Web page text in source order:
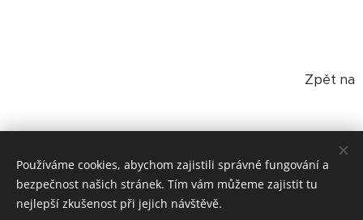
Zpět na
Ostatní dokumenty
Používáme cookies, abychom zajistili správné fungování a
bezpečnost našich stránek. Tím vám můžeme zajistit tu
nejlepší zkušenost při jejich návštěvě.